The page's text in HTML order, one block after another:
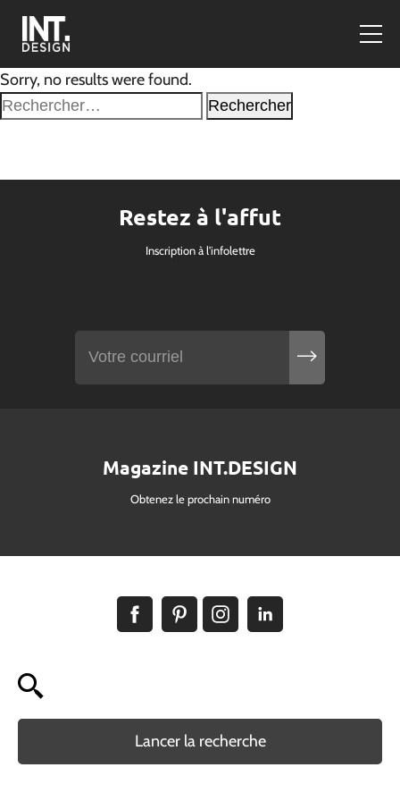
Sorry, no results were found.
Rechercher :
Restez à l'affut
Inscription à l'infolettre
Magazine INT.DESIGN
Obtenez le prochain numéro
Lancer la recherche